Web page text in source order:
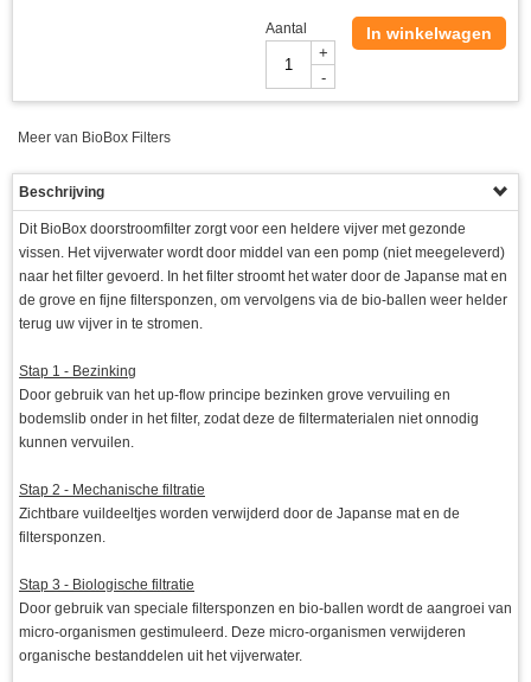
Aantal
+
-
In winkelwagen
Meer van BioBox Filters
Beschrijving
Dit BioBox doorstroomfilter zorgt voor een heldere vijver met gezonde
vissen. Het vijverwater wordt door middel van een pomp (niet meegeleverd)
naar het filter gevoerd. In het filter stroomt het water door de Japanse mat en
de grove en fijne filtersponzen, om vervolgens via de bio-ballen weer helder
terug uw vijver in te stromen.
Stap 1 - Bezinking
Door gebruik van het up-flow principe bezinken grove vervuiling en
bodemslib onder in het filter, zodat deze de filtermaterialen niet onnodig
kunnen vervuilen.
Stap 2 - Mechanische filtratie
Zichtbare vuildeeltjes worden verwijderd door de Japanse mat en de
filtersponzen.
Stap 3 - Biologische filtratie
Door gebruik van speciale filtersponzen en bio-ballen wordt de aangroei van
micro-organismen gestimuleerd. Deze micro-organismen verwijderen
organische bestanddelen uit het vijverwater.